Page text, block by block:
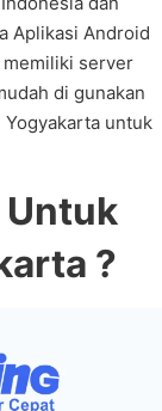
Aplikasi Android
memiliki server
di gunakan
untuk
?